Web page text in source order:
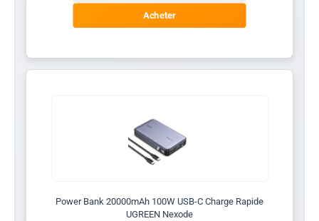
Acheter
Power Bank 20000mAh 100W USB-C Charge Rapide
UGREEN Nexode